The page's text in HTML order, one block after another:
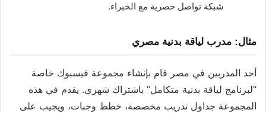
شبكة تواصل حصرية مع الخبراء.
مثال: مدرب لياقة بدنية مصري
أحد المدربين في مصر قام بإنشاء مجموعة فيسبوك خاصة
“لبرنامج لياقة بدنية متكامل” باشتراك شهري. يقدم في هذه
المجموعة جداول تدريب مخصصة، خطط وجبات، ويجيب على